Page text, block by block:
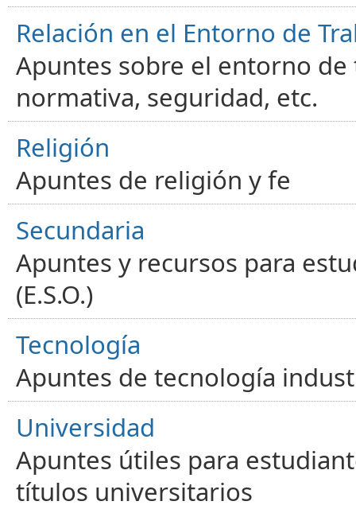
Relación en el Entorno de
Apuntes sobre el entorno
normativa, seguridad, etc.
Religión
Apuntes de religión y fe
Secundaria
Apuntes y recursos para
(E.S.O.)
Tecnología
Apuntes de tecnología
Universidad
Apuntes útiles para
títulos universitarios